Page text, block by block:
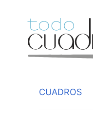
CUADROS